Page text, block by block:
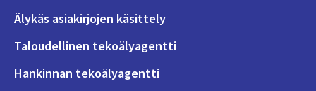
Älykäs asiakirjojen käsittely
Taloudellinen tekoälyagentti
Hankinnan tekoälyagentti